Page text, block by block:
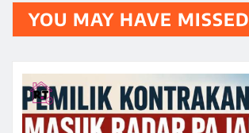
YOU MAY HAVE MISSED